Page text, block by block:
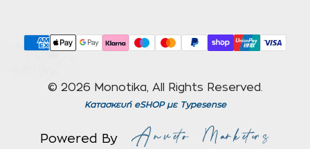
© 2026 Monotika, All Rights Reserved.
Κατασκευή eSHOPμε Typesense
Powered By